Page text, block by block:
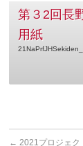
第３2回長
用紙
← 2021プロジェク